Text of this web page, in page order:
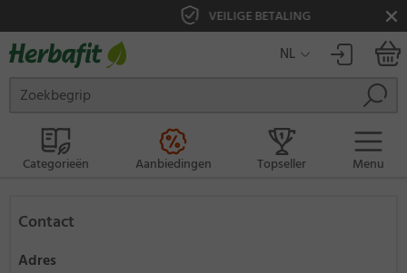
VEILIGE BETALING
NL
Categorieën Aanbiedingen Topseller Menu
Contact
Adres